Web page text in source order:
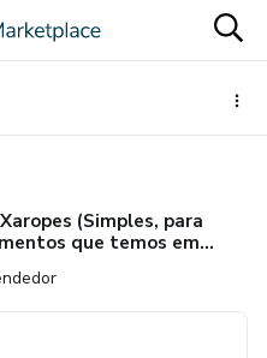
(Simples, para
que temos em